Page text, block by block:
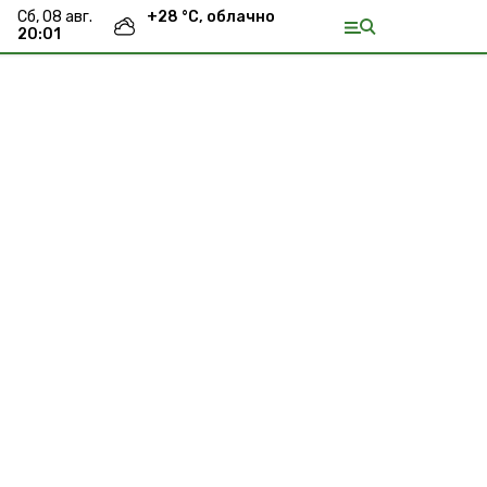
сб, 08 авг.
20:01
+28 °С, облачно